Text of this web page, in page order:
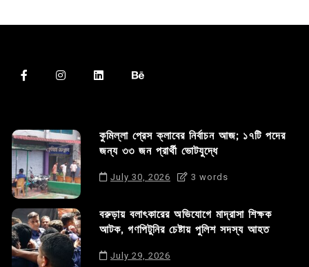
কুমিল্লা প্রেস ক্লাবের নির্বাচন আজ; ১৭টি পদের
জন্য ৩৩ জন প্রার্থী ভোটযুদ্ধে
July 30, 2026 3 words
বরুড়ায় বলাৎকারের অভিযোগে মাদ্রাসা শিক্ষক
আটক, গণপিটুনির চেষ্টায় পুলিশ সদস্য আহত
July 29, 2026